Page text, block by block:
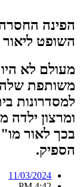
הפינה
השופט ליאור
מעולם לא
משותפת
למסדרונות
ומרצון
בכך לאור
הספיק.
11/03/2024